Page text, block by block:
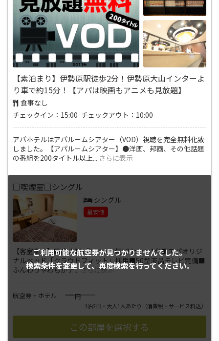
【素泊まり】伊勢原駅徒歩2分！伊勢原大山インターよ
り車で約15分！【アパは映画もアニメも見放題】
食事なし
チェックイン：15:00 チェックアウト：10:00
アパホテルはアパルームシアター（VOD）視聴を完全無料化致
しました。【アパルームシアター】●洋画、邦画、その他話題
の番組を200タイトル以上... さらに表示
ご利用可能な航空券が見つかりませんでした。
検索条件を変更して、再度検索を行ってください。
□喫煙室□シングル
シングル
最安値
【客室案内】■広さ13㎡?/ベッド幅120cm×1台■アパオリジ
ナルベッド「クラウドフィット」採用■50型液晶テレビ完備■
ふんわりやわらかデ... さらに表示
航空券 + ホテル ――――円
1泊2日・大人1人あたり （消費税・サービス料込）